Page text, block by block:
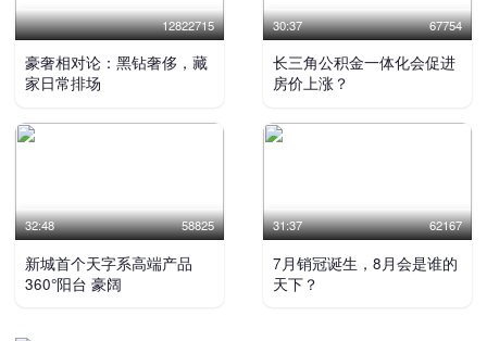
12822715
豪奢相对论：黑钻奢侈，藏
家日常排场
30:37 67754
长三角公积金一体化会促进
房价上涨？
32:48 58825
新城首个天字系高端产品
360°阳台 豪阔
31:37 62167
7月销冠诞生，8月会是谁的
天下？